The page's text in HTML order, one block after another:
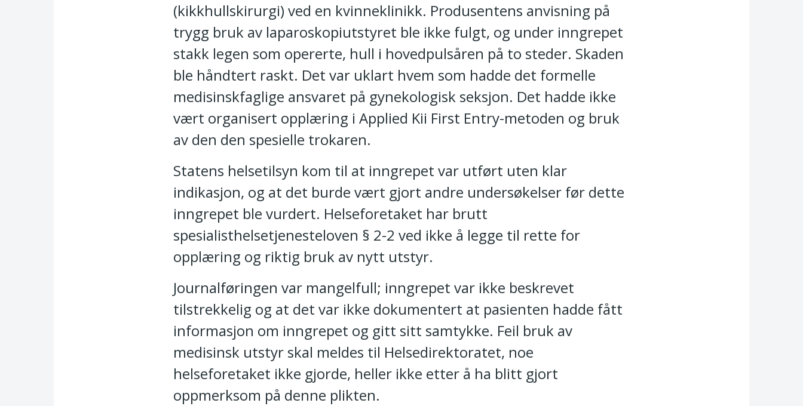
(kikkhullskirurgi) ved en kvinneklinikk. Produsentens anvisning på
trygg bruk av laparoskopiutstyret ble ikke fulgt, og under inngrepet
stakk legen som opererte, hull i hovedpulsåren på to steder. Skaden
ble håndtert raskt. Det var uklart hvem som hadde det formelle
medisinskfaglige ansvaret på gynekologisk seksjon. Det hadde ikke
vært organisert opplæring i Applied Kii First Entry-metoden og bruk
av den den spesielle trokaren.
Statens helsetilsyn kom til at inngrepet var utført uten klar
indikasjon, og at det burde vært gjort andre undersøkelser før dette
inngrepet ble vurdert. Helseforetaket har brutt
spesialisthelsetjenesteloven § 2-2 ved ikke å legge til rette for
opplæring og riktig bruk av nytt utstyr.
Journalføringen var mangelfull; inngrepet var ikke beskrevet
tilstrekkelig og at det var ikke dokumentert at pasienten hadde fått
informasjon om inngrepet og gitt sitt samtykke. Feil bruk av
medisinsk utstyr skal meldes til Helsedirektoratet, noe
helseforetaket ikke gjorde, heller ikke etter å ha blitt gjort
oppmerksom på denne plikten.